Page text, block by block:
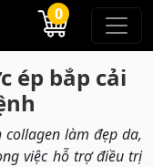
0
ép bắp cải
làm đẹp da,
việc hỗ trợ điều trị